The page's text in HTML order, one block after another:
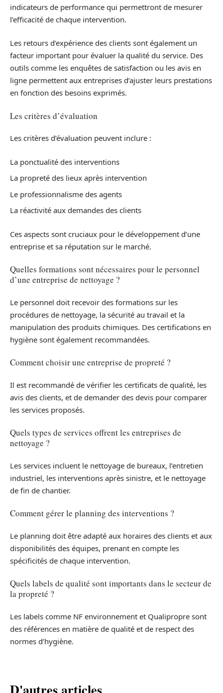
indicateurs de performance qui permettront de mesurer
l’efficacité de chaque intervention.
Les retours d’expérience des clients sont également un
facteur important pour évaluer la qualité du service. Des
outils comme les enquêtes de satisfaction ou les avis en
ligne permettent aux entreprises d’ajuster leurs prestations
en fonction des besoins exprimés.
Les critères d’évaluation
Les critères d’évaluation peuvent inclure :
La ponctualité des interventions
La propreté des lieux après intervention
Le professionnalisme des agents
La réactivité aux demandes des clients
Ces aspects sont cruciaux pour le développement d’une
entreprise et sa réputation sur le marché.
Quelles formations sont nécessaires pour le personnel
d’une entreprise de nettoyage ?
Le personnel doit recevoir des formations sur les
procédures de nettoyage, la sécurité au travail et la
manipulation des produits chimiques. Des certifications en
hygiène sont également recommandées.
Comment choisir une entreprise de propreté ?
Il est recommandé de vérifier les certificats de qualité, les
avis des clients, et de demander des devis pour comparer
les services proposés.
Quels types de services offrent les entreprises de
nettoyage ?
Les services incluent le nettoyage de bureaux, l’entretien
industriel, les interventions après sinistre, et le nettoyage
de fin de chantier.
Comment gérer le planning des interventions ?
Le planning doit être adapté aux horaires des clients et aux
disponibilités des équipes, prenant en compte les
spécificités de chaque intervention.
Quels labels de qualité sont importants dans le secteur de
la propreté ?
Les labels comme NF environnement et Qualipropre sont
des références en matière de qualité et de respect des
normes d’hygiène.